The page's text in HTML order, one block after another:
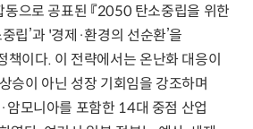
동으로 공표된 『2050 탄소중립을 위한
립’과 '경제·환경의 선순환’을
책이다. 이 전략에서는 온난화 대응이
승이 아닌 성장 기회임을 강조하며
암모니아를 포함한 14대 중점 산업